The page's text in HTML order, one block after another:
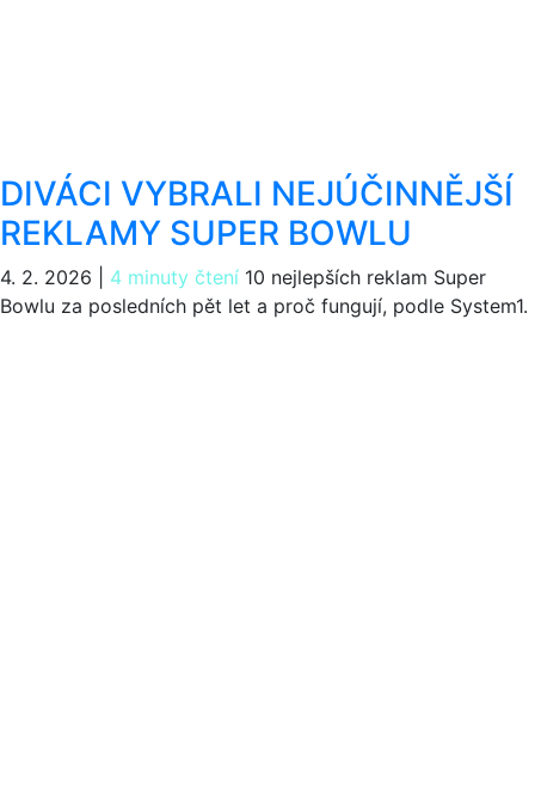
DIVÁCI VYBRALI NEJÚČINNĚJŠÍ
REKLAMY SUPER BOWLU
4. 2. 2026 4 minuty čtení 10 nejlepších reklam Super
Bowlu za posledních pět let a proč fungují, podle System1.